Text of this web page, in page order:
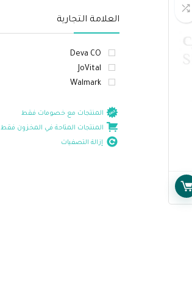
العلامة التجارية
Deva CO
JoVital
Walmark
المنتجات مع خصومات فقط
المنتجات المتاحة في المخزون فقط
إزالة التصفيات